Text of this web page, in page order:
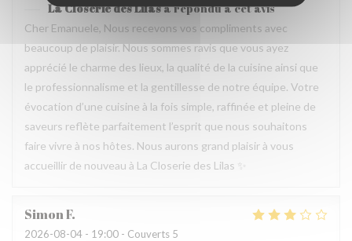
La Closerie des Lilasa répondu à cet avis
Cher Emanuele, Nous recevons vos compliments avec
beaucoup de plaisir. Nous sommes ravis que vous ayez
apprécié le charme des lieux, la qualité de la cuisine ainsi que
le professionnalisme et la gentillesse de notre équipe. Votre
évocation d’une cuisine à la fois simple, raffinée et pleine de
saveurs reflète parfaitement l’esprit que nous souhaitons
faire vivre à nos hôtes. Nous aurons grand plaisir à vous
accueillir de nouveau à La Closerie des Lilas ✨
SimonF
2026-08-04 - 19:00 - Couverts 5